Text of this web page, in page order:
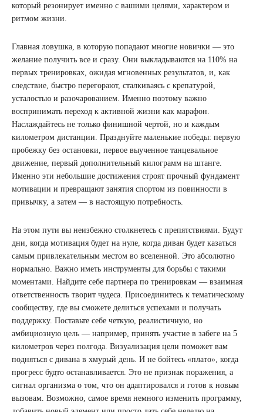
который резонирует именно с вашими целями, характером и
ритмом жизни.
Главная ловушка, в которую попадают многие новички — это
желание получить все и сразу. Они выкладываются на 110% на
первых тренировках, ожидая мгновенных результатов, и, как
следствие, быстро перегорают, сталкиваясь с крепатурой,
усталостью и разочарованием. Именно поэтому важно
воспринимать переход к активной жизни как марафон.
Наслаждайтесь не только финишной чертой, но и каждым
километром дистанции. Празднуйте маленькие победы: первую
пробежку без остановки, первое выученное танцевальное
движение, первый дополнительный килограмм на штанге.
Именно эти небольшие достижения строят прочный фундамент
мотивации и превращают занятия спортом из повинности в
привычку, а затем — в настоящую потребность.
На этом пути вы неизбежно столкнетесь с препятствиями. Будут
дни, когда мотивация будет на нуле, когда диван будет казаться
самым привлекательным местом во вселенной. Это абсолютно
нормально. Важно иметь инструменты для борьбы с такими
моментами. Найдите себе партнера по тренировкам — взаимная
ответственность творит чудеса. Присоединитесь к тематическому
сообществу, где вы сможете делиться успехами и получать
поддержку. Поставьте себе четкую, реалистичную, но
амбициозную цель — например, принять участие в забеге на 5
километров через полгода. Визуализация цели поможет вам
подняться с дивана в хмурый день. И не бойтесь «плато», когда
прогресс будто останавливается. Это не признак поражения, а
сигнал организма о том, что он адаптировался и готов к новым
вызовам. Возможно, самое время немного изменить программу,